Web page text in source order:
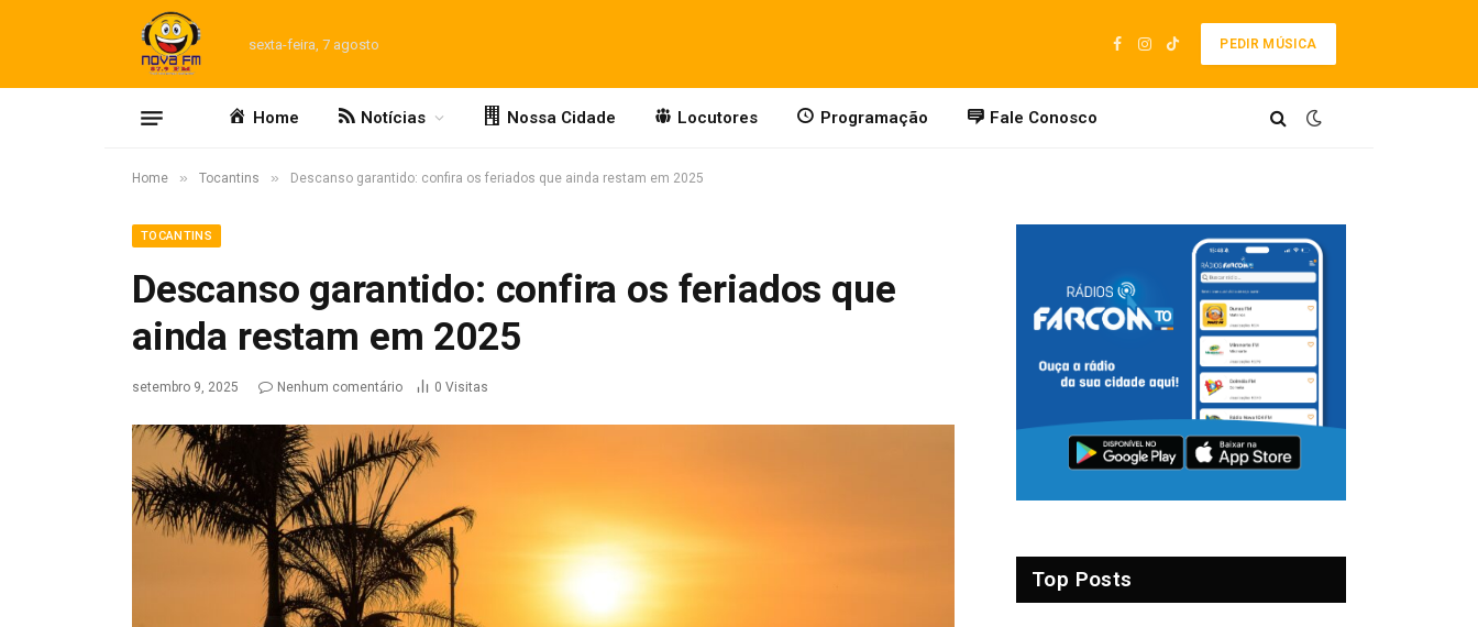
sexta-feira, 7 agosto
Facebook
Instagram
TikTok
PEDIR MÚSICA
Home Notícias Nossa Cidade Locutores Programação Fale Conosco
Home » Tocantins » Descanso garantido: confira os feriados que ainda restam em 2025
TOCANTINS
Descanso garantido: confira os feriados que
ainda restam em 2025
setembro 9, 2025 Nenhum comentário 0 Visitas
Top Posts